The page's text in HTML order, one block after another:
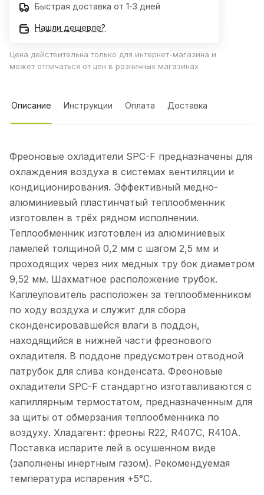
Быстрая доставка от 1-3 дней
Нашли дешевле?
Цена действительна только для интернет-магазина и
может отличаться от цен в розничных магазинах
Описание Инструкции Оплата Доставка
Фреоновые охладители SPC-F предназначены для
охлаждения воздуха в системах вентиляции и
кондиционирования. Эффективный медно-
алюминиевый пластинчатый теплообменник
изготовлен в трёх рядном исполнении.
Теплообменник изготовлен из алюминиевых
ламелей толщиной 0,2 мм с шагом 2,5 мм и
проходящих через них медных тру бок диаметром
9,52 мм. Шахматное расположение трубок.
Каплеуловитель расположен за теплообменником
по ходу воздуха и служит для сбора
сконденсировавшейся влаги в поддон,
находящийся в нижней части фреонового
охладителя. В поддоне предусмотрен отводной
патрубок для слива конденсата. Фреоновые
охладители SPC-F стандартно изготавливаются с
капиллярным термостатом, предназначенным для
за щиты от обмерзания теплообменника по
воздуху. Хладагент: фреоны R22, R407C, R410A.
Поставка испарите лей в осушенном виде
(заполнены инертным газом). Рекомендуемая
температура испарения +5°C.